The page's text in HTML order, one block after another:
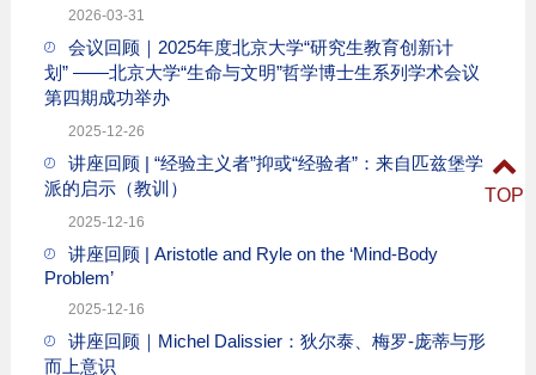
2026-03-31
会议回顾｜2025年度北京大学“研究生教育创新计
划” ——北京大学“生命与文明”哲学博士生系列学术会议
第四期成功举办
2025-12-26
讲座回顾 | “经验主义者”抑或“经验者”：来自匹兹堡学
派的启示（教训）
2025-12-16
讲座回顾 | Aristotle and Ryle on the ‘Mind-Body
Problem’
2025-12-16
讲座回顾｜Michel Dalissier：狄尔泰、梅罗-庞蒂与形
而上意识
TOP